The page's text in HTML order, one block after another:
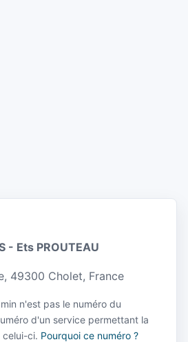
- Ets PROUTEAU
49300 Cholet, France
n'est pas le numéro du
d'un service permettant la
celui-ci. Pourquoi ce numéro ?